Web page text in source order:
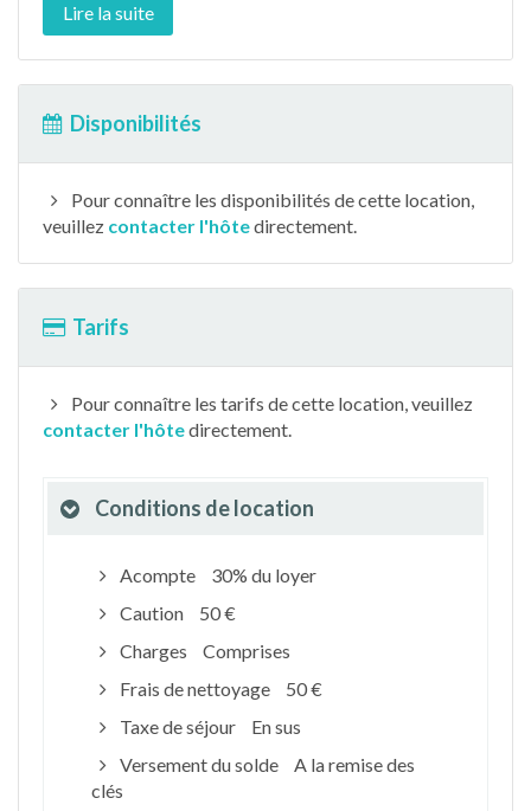
Lire la suite
Disponibilités
Pour connaître les disponibilités de cette location,
veuillez contacter l'hôtedirectement.
Tarifs
Pour connaître les tarifs de cette location, veuillez
contacter l'hôtedirectement.
Conditions de location
Acompte
30% du loyer
Caution
50 €
Charges
Comprises
Frais de nettoyage
50 €
Taxe de séjour
En sus
Versement du solde
A la remise des
clés